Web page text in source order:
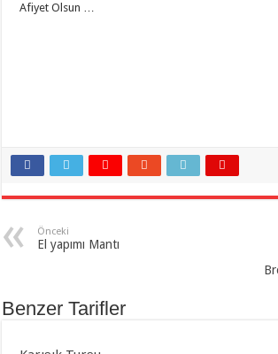
Afiyet Olsun …
Önceki
El yapımı Mantı
Benzer Tarifler